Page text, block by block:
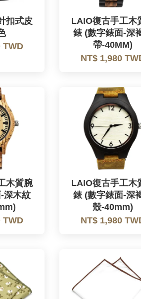
扣式皮
TWD
LAIO復古手工木
錶 (數字錶面-深
帶-40MM)
NT$ 1,980
木質腕
深木紋
TWD
LAIO復古手工木
錶 (數字錶面-深
殼-40mm)
NT$ 1,980